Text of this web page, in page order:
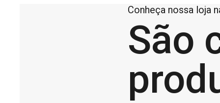
Conheça nossa loja
São